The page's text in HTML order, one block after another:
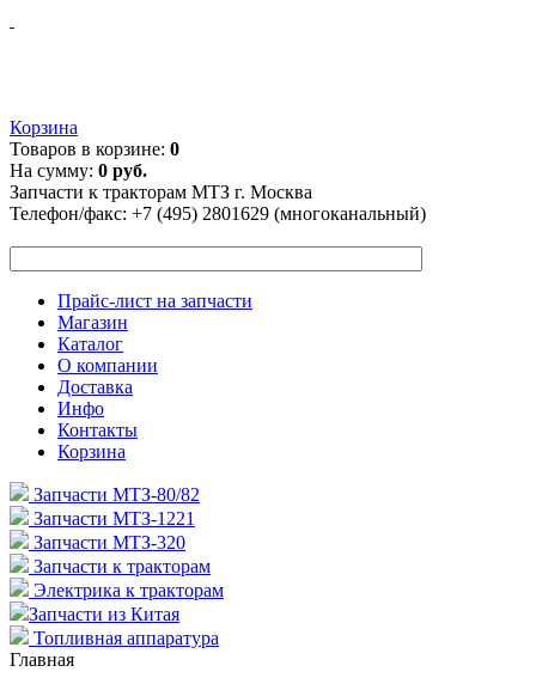
Корзина
Товаров в корзине: 0
На сумму: 0 руб.
Запчасти к тракторам МТЗ г. Москва
Телефон/факс: +7 (495) 2801629 (многоканальный)
Прайс-лист на запчасти
Магазин
Каталог
О компании
Доставка
Инфо
Контакты
Корзина
Запчасти МТЗ-80/82
Запчасти МТЗ-1221
Запчасти МТЗ-320
Запчасти к тракторам
Электрика к тракторам
Запчасти из Китая
Топливная аппаратура
Главная